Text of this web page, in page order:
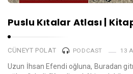
Puslu Kıtalar Atlası |
CÜNEYT POLAT PODCAST 13
Uzun İhsan Efendi oğluna, Buradan